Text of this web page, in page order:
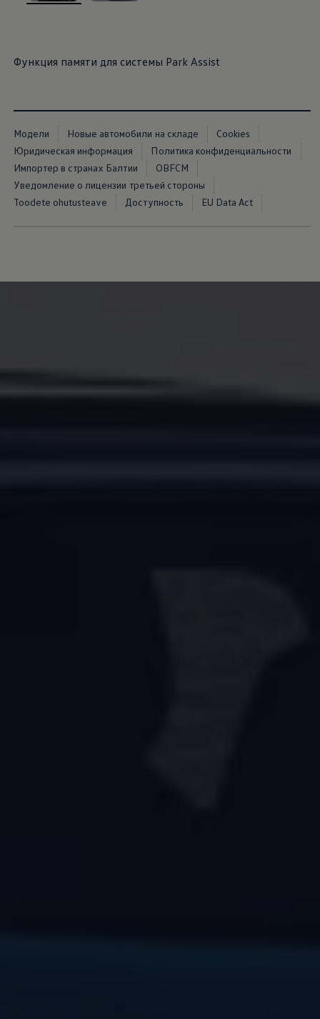
, из
Функция памяти для системы Park Assist
Модели Новые автомобили на складе
Cookies
Юридическая информация
Политика конфиденциальности
Импортер в странах Балтии
OBFCM
Уведомление о лицензии третьей стороны
Toodete ohutusteave
Доступность EU Data Act